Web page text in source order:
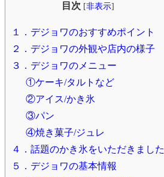
目次 [非表示]
１．デジョワのおすすめポイント
２．デジョワの外観や店内の様子
３．デジョワのメニュー
①ケーキ/タルトなど
②アイス/かき氷
③パン
④焼き菓子/ジュレ
４．話題のかき氷をいただきました
５．デジョワの基本情報